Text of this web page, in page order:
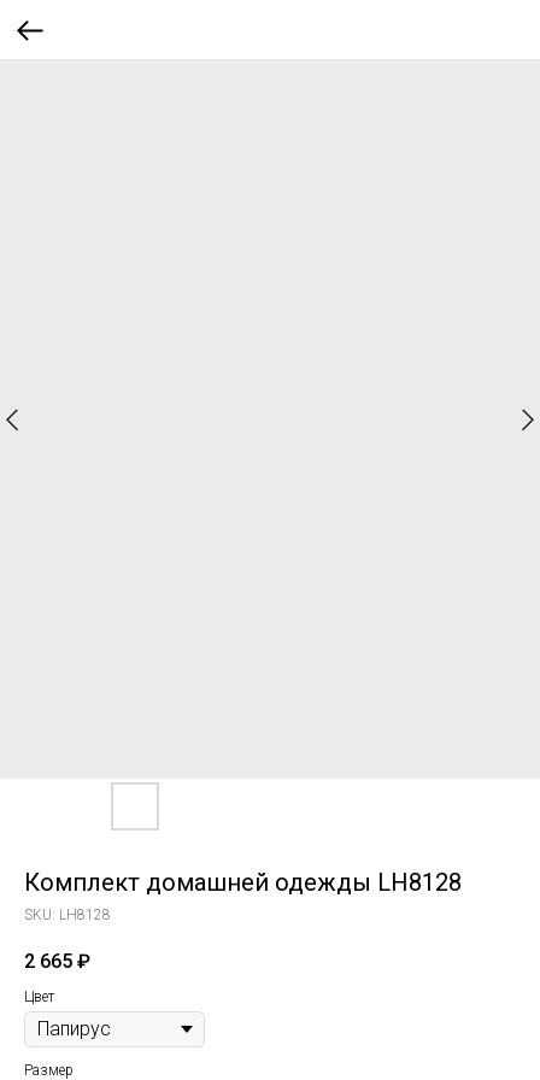
Комплект домашней одежды LH8128
SKU: LH8128
2 665 ₽
Цвет
Размер